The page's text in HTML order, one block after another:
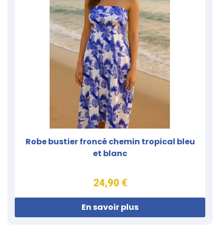
Robe bustier froncé chemin tropical bleu
et blanc
24,90 €
En savoir plus